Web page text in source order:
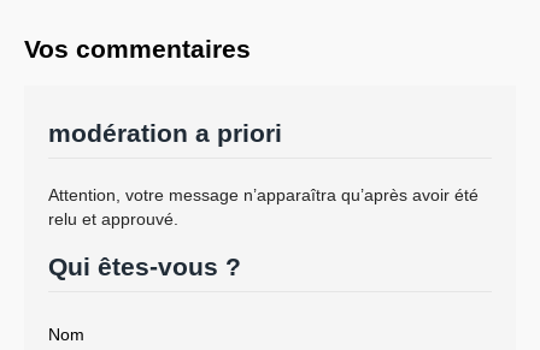
Vos commentaires
modération a priori
Attention, votre message n’apparaîtra qu’après avoir été
relu et approuvé.
Qui êtes-vous ?
Nom